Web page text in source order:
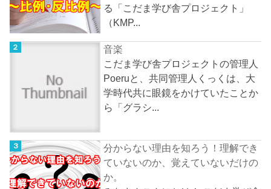
る「こだま学び舎プロジェクト」
（KMP...
音楽
こだま学び舎プロジェクトの管理人
Poeruと、共同管理人くっくは、大
学時代共に眼鏡をかけていたことか
ら「グラシ...
分からない理由を知ろう！理解でき
ていないのか、覚えていないだけの
か。